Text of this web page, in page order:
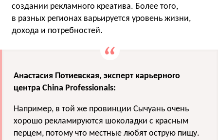
создании рекламного креатива. Более того,
в разных регионах варьируется уровень жизни,
дохода и потребностей.
Анастасия Потиевская, эксперт карьерного
центра China Professionals:
Например, в той же провинции Сычуань очень
хорошо рекламируются шоколадки с красным
перцем, потому что местные любят острую пищу.